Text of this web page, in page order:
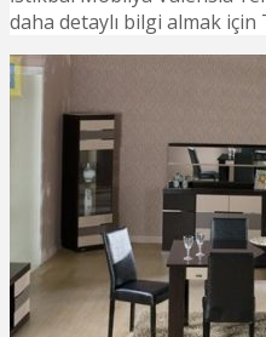
daha detaylı bilgi almak için